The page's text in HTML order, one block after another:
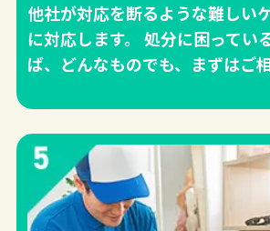
他社が対応を断るような難しい
に対応します。 処分に困ってい
ば、どんなものでも、まずはご